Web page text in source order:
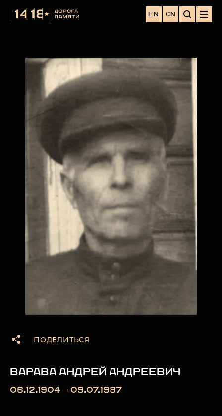
EN CN
ПОДЕЛИТЬСЯ
ВАРАВА АНДРЕЙ АНДРЕЕВИЧ
06.12.1904 — 09.07.1987